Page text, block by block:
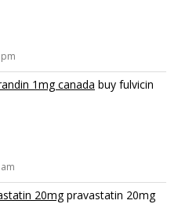
1mg canada buy fulvicin
20mgpravastatin 20mg